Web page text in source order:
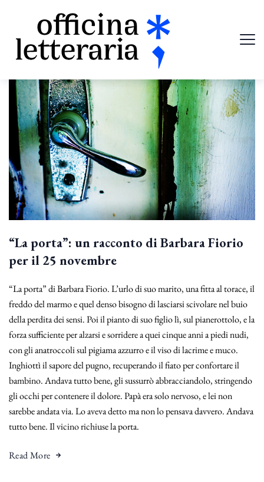
“La porta”: un racconto di Barbara Fiorio
per il 25 novembre
“La porta” di Barbara Fiorio. L’urlo di suo marito, una fitta al torace, il
freddo del marmo e quel denso bisogno di lasciarsi scivolare nel buio
della perdita dei sensi. Poi il pianto di suo figlio lì, sul pianerottolo, e la
forza sufficiente per alzarsi e sorridere a quei cinque anni a piedi nudi,
con gli anatroccoli sul pigiama azzurro e il viso di lacrime e muco.
Inghiottì il sapore del pugno, recuperando il fiato per confortare il
bambino. Andava tutto bene, gli sussurrò abbracciandolo, stringendo
gli occhi per contenere il dolore. Papà era solo nervoso, e lei non
sarebbe andata via. Lo aveva detto ma non lo pensava davvero. Andava
tutto bene. Il vicino richiuse la porta.
Read More